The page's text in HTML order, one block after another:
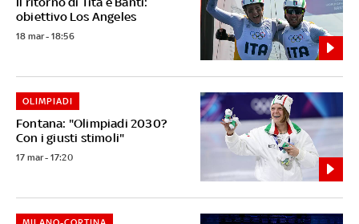
obiettivo Los Angeles
18 mar - 18:56
Fontana: "Olimpiadi 2030?
Con i giusti stimoli"
OLIMPIADI
17 mar - 17:20